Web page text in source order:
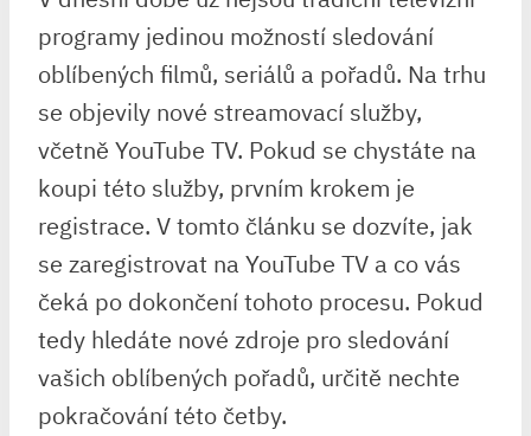
programy jedinou možností sledování
oblíbených filmů, seriálů a pořadů. Na trhu
se objevily nové streamovací služby,
včetně YouTube TV. Pokud se chystáte na
koupi této služby, prvním krokem je
registrace. V tomto článku se dozvíte, jak
se zaregistrovat na YouTube TV a co vás
čeká po dokončení tohoto procesu. Pokud
tedy hledáte nové zdroje pro sledování
vašich oblíbených pořadů, určitě nechte
pokračování této četby.